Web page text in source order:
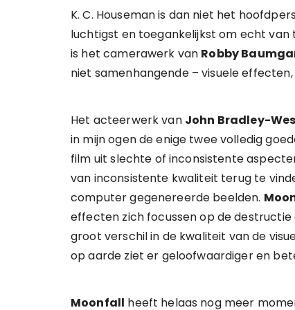
K. C. Houseman is dan niet het
luchtigst en toegankelijkst om echt
is het camerawerk van Robby
niet samenhangende – visuele
Het acteerwerk van John Bradley-
in mijn ogen de enige twee volledig
film uit slechte of inconsistente
van inconsistente kwaliteit terug te
computer gegenereerde beelden.
effecten zich focussen op de
groot verschil in de kwaliteit van de
op aarde ziet er geloofwaardiger en
Moonfall heeft helaas nog meer